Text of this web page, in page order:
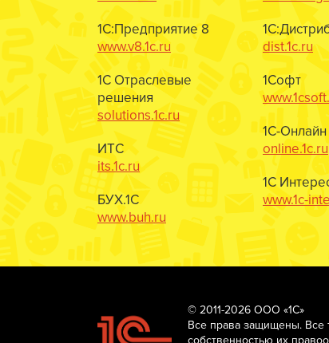
1С:Предприятие 8
www.v8.1c.ru
1С Отраслевые
решения
solutions.1c.ru
ИТС
its.1c.ru
БУХ.1С
www.buh.ru
dist.1c.ru
1Софт
1С-Онлайн
online.1c.ru
1С
www.1c-
© 2011-2026 ООО «1С»
Все права защищены. Все
собственностью их